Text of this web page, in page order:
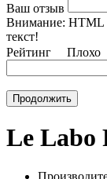
Ваш отзыв
Внимание: HTML
текст!
Рейтинг Плохо
Продолжить
Le Labo